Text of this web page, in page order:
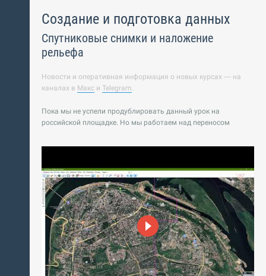
Создание и подготовка данных
Спутниковые снимки и наложение
рельефа
Новости и оперативная информация о новых курсах — на
каналах в Макс и Telegram.
Пока мы не успели продублировать данный урок на
российской площадке. Но мы работаем над переносом